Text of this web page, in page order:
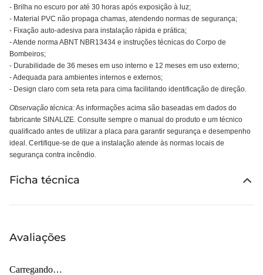
- Brilha no escuro por até 30 horas após exposição à luz;
- Material PVC não propaga chamas, atendendo normas de segurança;
- Fixação auto-adesiva para instalação rápida e prática;
- Atende norma ABNT NBR13434 e instruções técnicas do Corpo de
Bombeiros;
- Durabilidade de 36 meses em uso interno e 12 meses em uso externo;
- Adequada para ambientes internos e externos;
- Design claro com seta reta para cima facilitando identificação de direção.
Observação técnica:As informações acima são baseadas em dados do
fabricante SINALIZE. Consulte sempre o manual do produto e um técnico
qualificado antes de utilizar a placa para garantir segurança e desempenho
ideal. Certifique-se de que a instalação atende às normas locais de
segurança contra incêndio.
Ficha técnica
Avaliações
Carregando…